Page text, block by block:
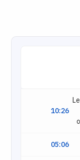
10:26
05:06